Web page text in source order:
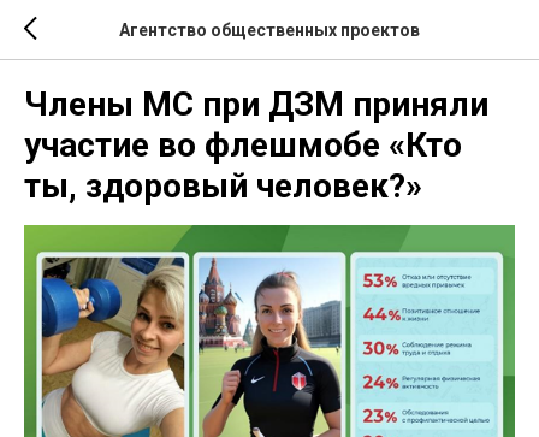
Агентство общественных проектов
Члены МС при ДЗМ приняли
участие во флешмобе «Кто
ты, здоровый человек?»